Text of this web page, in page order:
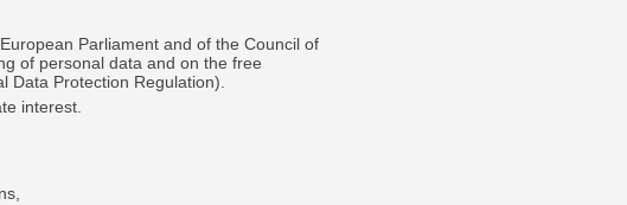
Parliament and of the Council of
of personal data and on the free
Data Protection Regulation).
interest.